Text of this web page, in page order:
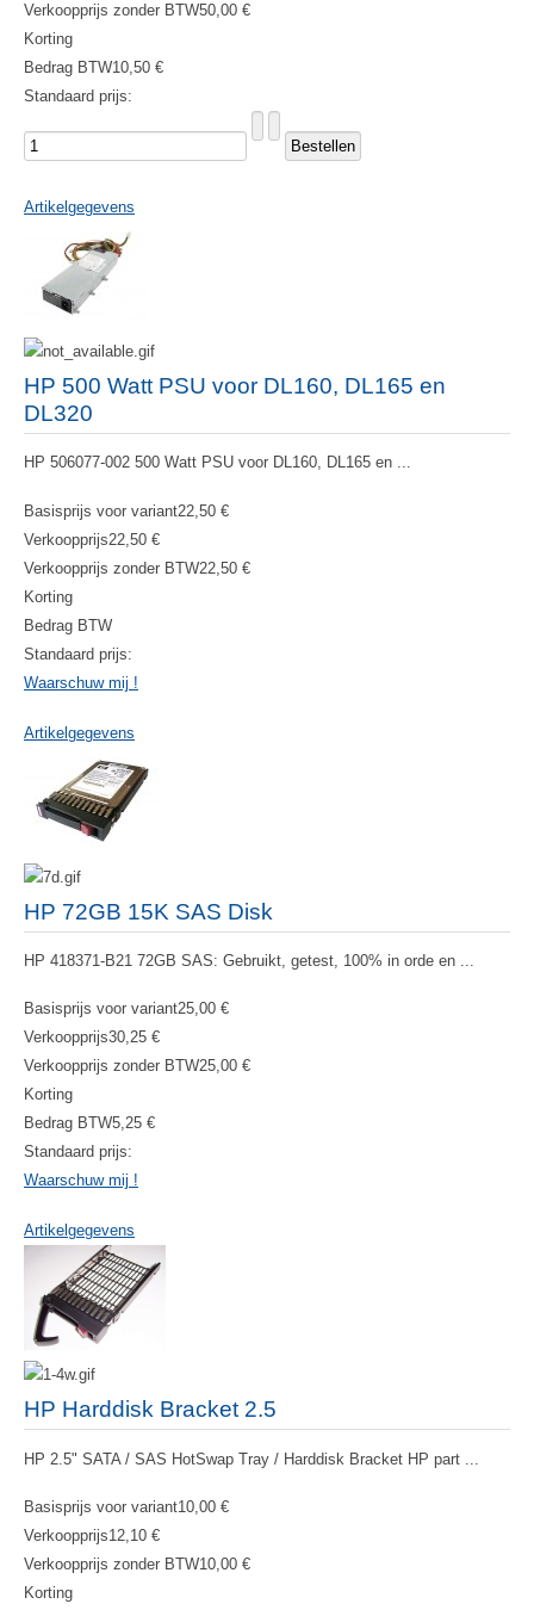
Verkoopprijs zonder BTW50,00 €
Korting
Bedrag BTW10,50 €
Standaard prijs:
Artikelgegevens
HP 500 Watt PSU voor DL160, DL165 en
DL320
HP 506077-002 500 Watt PSU voor DL160, DL165 en ...
Basisprijs voor variant22,50 €
Verkoopprijs22,50 €
Verkoopprijs zonder BTW22,50 €
Korting
Bedrag BTW
Standaard prijs:
Waarschuw mij !
Artikelgegevens
HP 72GB 15K SAS Disk
HP 418371-B21 72GB SAS: Gebruikt, getest, 100% in orde en ...
Basisprijs voor variant25,00 €
Verkoopprijs30,25 €
Verkoopprijs zonder BTW25,00 €
Korting
Bedrag BTW5,25 €
Standaard prijs:
Waarschuw mij !
Artikelgegevens
HP Harddisk Bracket 2.5
HP 2.5" SATA / SAS HotSwap Tray / Harddisk Bracket HP part ...
Basisprijs voor variant10,00 €
Verkoopprijs12,10 €
Verkoopprijs zonder BTW10,00 €
Korting